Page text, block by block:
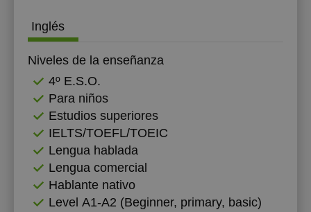
Inglés
Niveles de la enseñanza
4º E.S.O.
Para niños
Estudios superiores
IELTS/TOEFL/TOEIC
Lengua hablada
Lengua comercial
Hablante nativo
Level А1-А2 (Beginner, primary, basic)
18:30
19:00